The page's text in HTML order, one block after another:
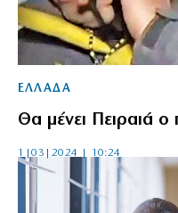
ΕΛΛΑΔΑ
Θα μένει Πειραιά ο
1|03|2024 | 10:24